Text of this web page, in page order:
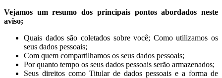
Vejamos um resumo dos principais pontos abordados neste
aviso;
Quais dados são coletados sobre você; Como utilizamos os
seus dados pessoais;
Com quem compartilhamos os seus dados pessoais;
Por quanto tempo os seus dados pessoais serão armazenados;
Seus direitos como Titular de dados pessoais e a forma de